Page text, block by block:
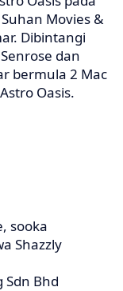
Movies &
Dibintangi
dan
bermula 2 Mac
Oasis.
sooka
Shazzly
Sdn Bhd